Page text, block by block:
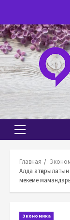
содержимому
Основное
Главная
Алда
мекеме
Экономика